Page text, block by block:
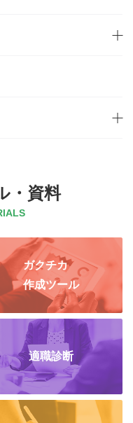
・資料
ガクチカ
作成ツール
適職診断